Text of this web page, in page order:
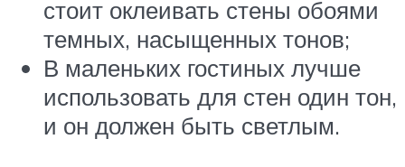
стоит оклеивать стены обоями
темных, насыщенных тонов;
В маленьких гостиных лучше
использовать для стен один тон,
и он должен быть светлым.